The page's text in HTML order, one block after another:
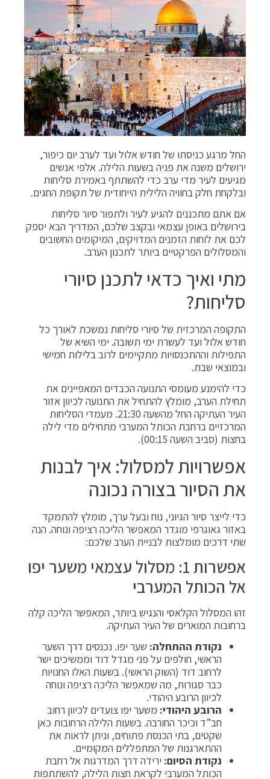
החל מרגע כניסתו של חודש אלול ועד לערב יום כיפור,
ירושלים משנה את פניה בשעות הלילה. אלפי אנשים
מגיעים לעיר מדי ערב כדי להשתתף באמירת סליחות
ובלקחת חלק בחוויה הלילית הייחודית של תקופת החגים.
אם אתם מתכננים להגיע לעיר ולתפור סיור סליחות
בירושלים באופן עצמאי ובקצב שלכם, המדריך הבא יספק
לכם את לוחות הזמנים המדויקים, המיקומים החשובים
והמסלולים הפרקטיים ביותר לתכנון הערב.
מתי ואיך כדאי לתכנן סיורי
סליחות?
התקופה המרכזית של סיורי סליחות נמשכת לאורך כל
חודש אלול ועד לעשרת ימי תשובה. ימי השיא של
התפילות וההתכנסויות מתקיימים לרוב בלילות חמישי
ובמוצאי שבת.
כדי להימנע מעומסי התנועה הכבדים המאפיינים את
תחילת הערב, מומלץ להתחיל את התנועה לכיוון אזור
העיר העתיקה החל מהשעה 21:30. מעמדי הסליחות
המרכזיים ברחבת הכותל המערבי מתחילים מדי לילה
בחצות (סביב השעה 00:15).
אפשרויות למסלול: איך לבנות
את הסיור בצורה נכונה
כדי לייצר סיור הגיוני, נוח ובעל ערך, מומלץ להתמקד
באזור גאוגרפי מוגדר המאפשר הליכה רציפה ונוחה. הנה
שתי דרכים מומלצות לבניית הערב שלכם:
אפשרות 1: מסלול עצמאי משער יפו
אל הכותל המערבי
זהו המסלול הקלאסי והנגיש ביותר, המאפשר הליכה קלה
ברחובות המוארים של העיר העתיקה.
נקודת ההתחלה: שער יפו. נכנסים דרך השער
הראשי, חולפים על פני מגדל דוד וממשיכים ישר
לרחוב דוד (השוק הראשי). בשעות האלו החנויות
כבר סגורות, מה שמאפשר הליכה רציפה ונוחה
לכיוון הרובע היהודי.
הרובע היהודי: משער יפו צועדים לכיוון רחוב
חב”ד וכיכר החורבה. בשעות הלילה הרחובות כאן
שקטים, בתי הכנסת פתוחים, וניתן לראות את
ההתארגנות של המתפללים המקומיים.
נקודת הסיום: ירידה דרך המדרגות אל רחבת
הכותל המערבי לקראת חצות הלילה, להשתתפות